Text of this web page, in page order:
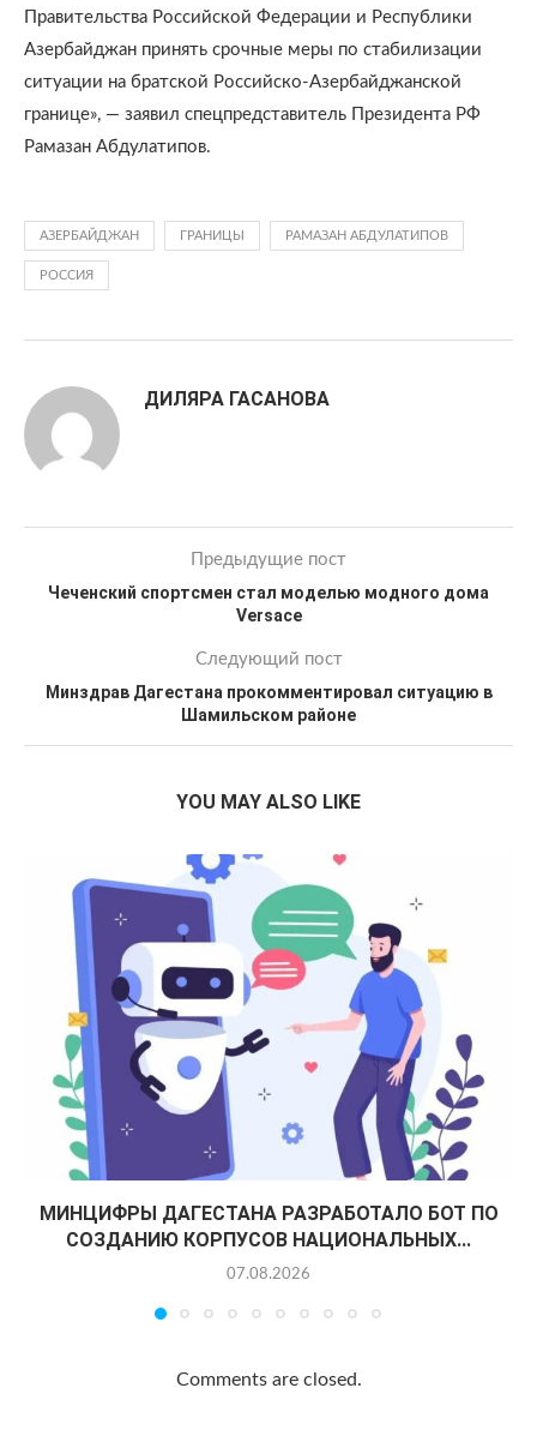
Правительства Российской Федерации и Республики
Азербайджан принять срочные меры по стабилизации
ситуации на братской Российско-Азербайджанской
границе», — заявил спецпредставитель Президента РФ
Рамазан Абдулатипов.
АЗЕРБАЙДЖАН ГРАНИЦЫ РАМАЗАН АБДУЛАТИПОВ
РОССИЯ
ДИЛЯРА ГАСАНОВА
Предыдущие пост
Чеченский спортсмен стал моделью модного дома
Versace
Следующий пост
Минздрав Дагестана прокомментировал ситуацию в
Шамильском районе
YOU MAY ALSO LIKE
МИНЦИФРЫ ДАГЕСТАНА РАЗРАБОТАЛО БОТ ПО
СОЗДАНИЮ КОРПУСОВ НАЦИОНАЛЬНЫХ...
07.08.2026
Comments are closed.